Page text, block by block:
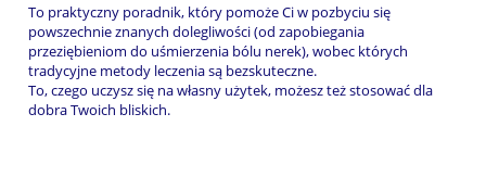
To praktyczny poradnik, który pomoże Ci w pozbyciu się
powszechnie znanych dolegliwości (od zapobiegania
przeziębieniom do uśmierzenia bólu nerek), wobec których
tradycyjne metody leczenia są bezskuteczne.
To, czego uczysz się na własny użytek, możesz też stosować dla
dobra Twoich bliskich.